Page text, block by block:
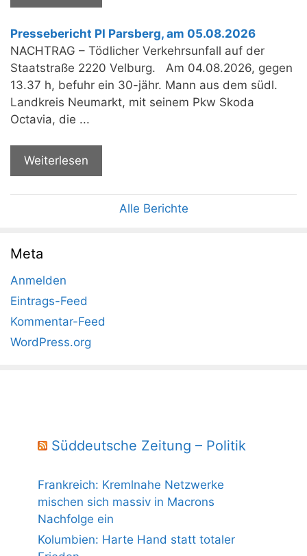
Pressebericht PI Parsberg, am 05.08.2026
NACHTRAG – Tödlicher Verkehrsunfall auf der
Staatstraße 2220 Velburg. Am 04.08.2026, gegen
13.37 h, befuhr ein 30-jähr. Mann aus dem südl.
Landkreis Neumarkt, mit seinem Pkw Skoda
Octavia, die ...
Weiterlesen
Alle Berichte
Meta
Anmelden
Eintrags-Feed
Kommentar-Feed
WordPress.org
Süddeutsche Zeitung – Politik
Frankreich: Kremlnahe Netzwerke
mischen sich massiv in Macrons
Nachfolge ein
Kolumbien: Harte Hand statt totaler